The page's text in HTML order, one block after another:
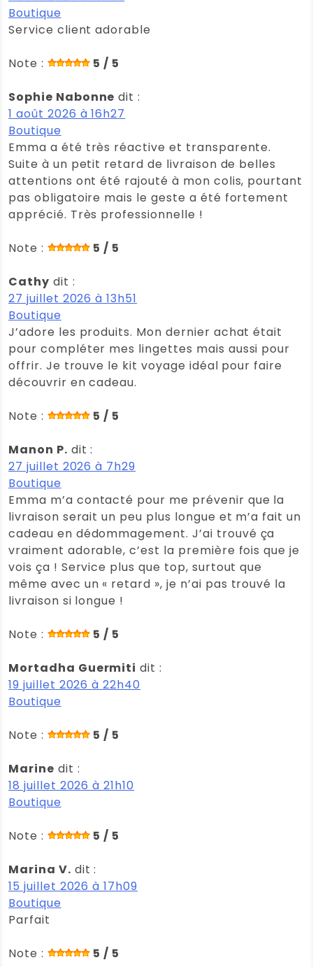
Boutique
Service client adorable
Note : 5 / 5
Sophie Nabonne dit :
1 août 2026 à 16h27
Boutique
Emma a été très réactive et transparente.
Suite à un petit retard de livraison de belles
attentions ont été rajouté à mon colis, pourtant
pas obligatoire mais le geste a été fortement
apprécié. Très professionnelle !
Note : 5 / 5
Cathy dit :
27 juillet 2026 à 13h51
Boutique
J’adore les produits. Mon dernier achat était
pour compléter mes lingettes mais aussi pour
offrir. Je trouve le kit voyage idéal pour faire
découvrir en cadeau.
Note : 5 / 5
Manon P. dit :
27 juillet 2026 à 7h29
Boutique
Emma m’a contacté pour me prévenir que la
livraison serait un peu plus longue et m’a fait un
cadeau en dédommagement. J’ai trouvé ça
vraiment adorable, c’est la première fois que je
vois ça ! Service plus que top, surtout que
même avec un « retard », je n’ai pas trouvé la
livraison si longue !
Note : 5 / 5
Mortadha Guermiti dit :
19 juillet 2026 à 22h40
Boutique
Note : 5 / 5
Marine dit :
18 juillet 2026 à 21h10
Boutique
Note : 5 / 5
Marina V. dit :
15 juillet 2026 à 17h09
Boutique
Parfait
Note : 5 / 5